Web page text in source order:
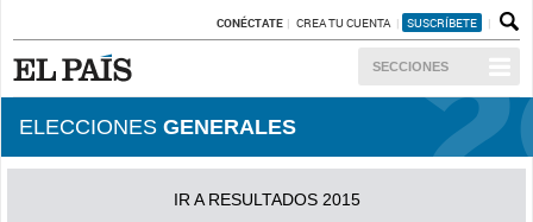
CONÉCTATE CREA TU CUENTA SUSCRÍBETE
SECCIONES
ELECCIONES GENERALES
IR A RESULTADOS 2015